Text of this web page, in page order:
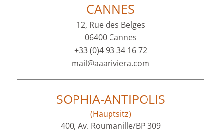
CANNES
12, Rue des Belges
06400 Cannes
+33 (0)4 93 34 16 72
mail@aaariviera.com
SOPHIA-ANTIPOLIS
(Hauptsitz)
400, Av. Roumanille/BP 309